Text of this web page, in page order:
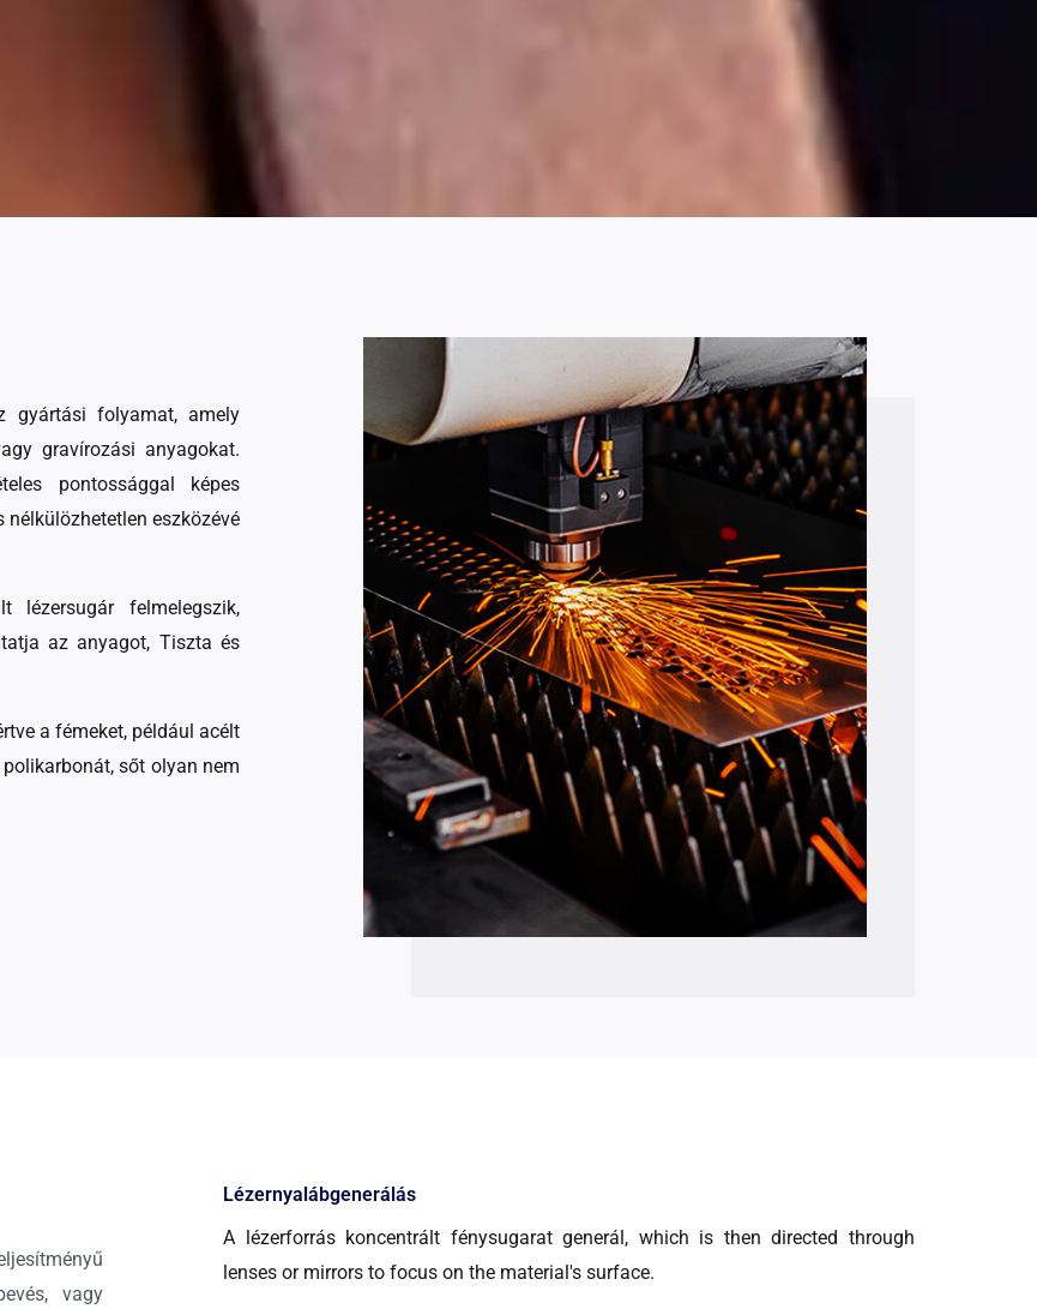
gyártási folyamat, amely
gravírozási anyagokat.
pontossággal képes
eszközévé
lézersugár felmelegszik,
az anyagot, Tiszta és
a fémeket, például acélt
sőt olyan nem
vagy
Lézernyalábgenerálás
A lézerforrás koncentrált fénysugarat generál, which is then directed through
lenses or mirrors to focus on the material's surface.